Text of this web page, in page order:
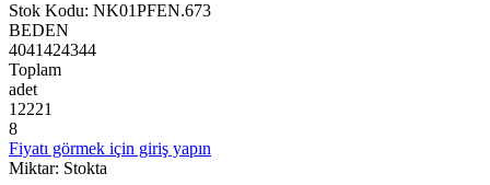
Stok Kodu: NK01PFEN.673
BEDEN
4041424344
Toplam
adet
1 2221
8
Fiyatı görmek için giriş yapın
Miktar: Stokta